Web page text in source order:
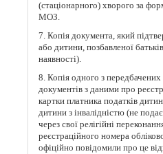
(стаціонарного) хворого за
МОЗ.
7. Копія документа, який
або дитини, позбавленої
наявності).
8. Копія одного з
документів з даними про
картки платника податків
дитини з інвалідністю (не
через свої релігійні
реєстраційного номера
офіційно повідомили про це